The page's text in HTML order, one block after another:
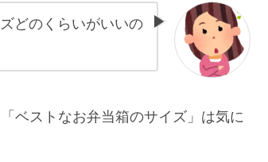
どのくらいがいいの
ベストなお弁当箱のサイズ」は気に